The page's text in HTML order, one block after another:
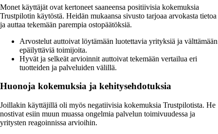
Monet käyttäjät ovat kertoneet saaneensa positiivisia kokemuksia
Trustpilotin käytöstä. Heidän mukaansa sivusto tarjoaa arvokasta tietoa
ja auttaa tekemään parempia ostopäätöksiä.
Arvostelut auttoivat löytämään luotettavia yrityksiä ja välttämään
epäilyttäviä toimijoita.
Hyvät ja selkeät arvioinnit auttoivat tekemään vertailua eri
tuotteiden ja palveluiden välillä.
Huonoja kokemuksia ja kehitysehdotuksia
Joillakin käyttäjillä oli myös negatiivisia kokemuksia Trustpilotista. He
nostivat esiin muun muassa ongelmia palvelun toimivuudessa ja
yritysten reagoinnissa arvioihin.